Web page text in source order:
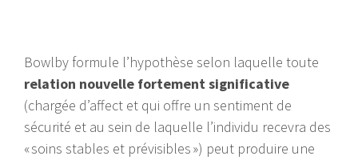
Bowlby formule l’hypothèse selon laquelle toute
relation nouvelle fortement significative
(chargée d’affect et qui offre un sentiment de
sécurité et au sein de laquelle l’individu recevra des
« soins stables et prévisibles ») peut produire une